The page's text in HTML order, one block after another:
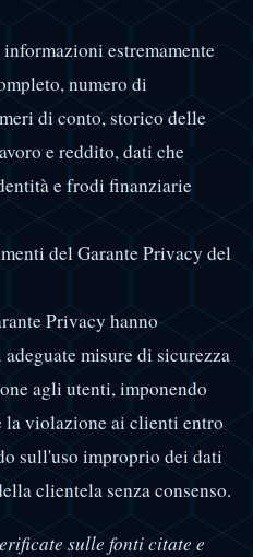
estremamente
numero di
di conto, storico delle
e reddito, dati che
e frodi finanziarie
del Garante Privacy del
Privacy hanno
misure di sicurezza
agli utenti, imponendo
la violazione ai clienti entro
sull'uso improprio dei dati
clientela senza consenso.
sulle fonti citate e